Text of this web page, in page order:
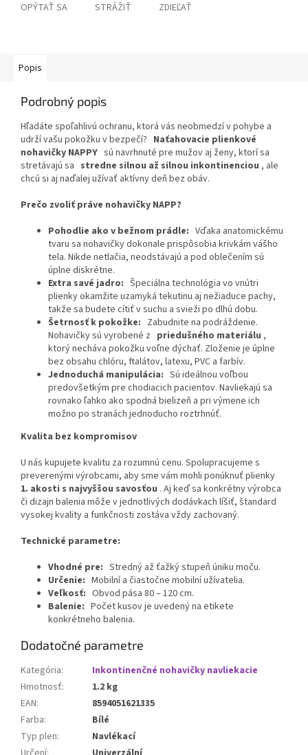
OPÝTAŤ SA STRÁŽIŤ ZDIEĽAŤ
Popis
Podrobný popis
Hľadáte spoľahlivú ochranu, ktorá vás neobmedzí v pohybe a
udrží vašu pokožku v bezpečí? Naťahovacie plienkové
nohavičky NAPPY sú navrhnuté pre mužov aj ženy, ktorí sa
stretávajú sa stredne silnou až silnou inkontinenciou , ale
chcú si aj naďalej užívať aktívny deň bez obáv.
Prečo zvoliť práve nohavičky NAPP?
Pohodlie ako v bežnom prádle: Vďaka anatomickému
tvaru sa nohavičky dokonale prispôsobia krivkám vášho
tela. Nikde netlačia, neodstávajú a pod oblečením sú
úplne diskrétne.
Extra savé jadro: Špeciálna technológia vo vnútri
plienky okamžite uzamyká tekutinu aj nežiaduce pachy,
takže sa budete cítiť v suchu a svieži po dlhú dobu.
Šetrnosť k pokožke: Zabudnite na podráždenie.
Nohavičky sú vyrobené z priedušného materiálu ,
ktorý necháva pokožku voľne dýchať. Zloženie je úplne
bez obsahu chlóru, ftalátov, latexu, PVC a farbív.
Jednoduchá manipulácia: Sú ideálnou voľbou
predovšetkým pre chodiacich pacientov. Navliekajú sa
rovnako ľahko ako spodná bielizeň a pri výmene ich
možno po stranách jednoducho roztrhnúť.
Kvalita bez kompromisov
U nás kupujete kvalitu za rozumnú cenu. Spolupracujeme s
preverenými výrobcami, aby sme vám mohli ponúknuť plienky
1. akosti s najvyššou savosťou . Aj keď sa konkrétny výrobca
či dizajn balenia môže v jednotlivých dodávkach líšiť, štandard
vysokej kvality a funkčnosti zostáva vždy zachovaný.
Technické parametre:
Vhodné pre: Stredný až ťažký stupeň úniku moču.
Určenie: Mobilní a čiastočne mobilní užívatelia.
Veľkosť: Obvod pása 80 – 120cm.
Balenie: Počet kusov je uvedený na etikete
konkrétneho balenia.
Dodatočné parametre
Kategória:
Inkontinenčné nohavičky navliekacie
Hmotnosť:
1.2 kg
EAN:
8594051621335
Farba:
Bílé
Typ plen:
Navlékací